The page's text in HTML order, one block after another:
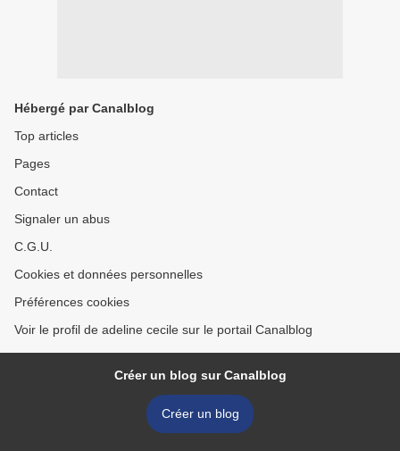
Hébergé par Canalblog
Top articles
Pages
Contact
Signaler un abus
C.G.U.
Cookies et données personnelles
Préférences cookies
Voir le profil de adeline cecile sur le portail Canalblog
Créer un blog sur Canalblog
Créer un blog